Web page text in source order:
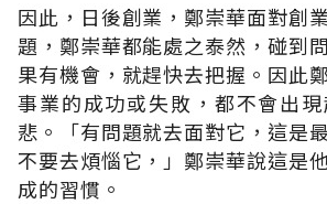
因此，日後創業，鄭崇華面對創
題，鄭崇華都能處之泰然，碰到
果有機會，就趕快去把握。因此
事業的成功或失敗，都不會出
悲。「有問題就去面對它，這是
不要去煩惱它，」鄭崇華說這是
成的習慣。